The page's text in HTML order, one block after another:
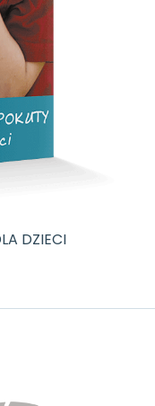
DZIECI